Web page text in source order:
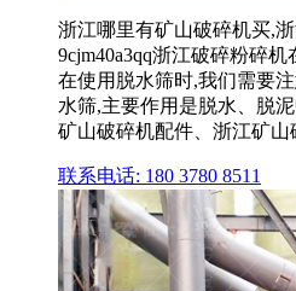
浙江哪里有矿山破碎机买,
9cjm40a3qq浙江破碎粉碎
在使用脱水筛时,我们需要
水筛,主要作用是脱水、脱
矿山破碎机配件、浙江矿
联系电话: 180 3780 8511